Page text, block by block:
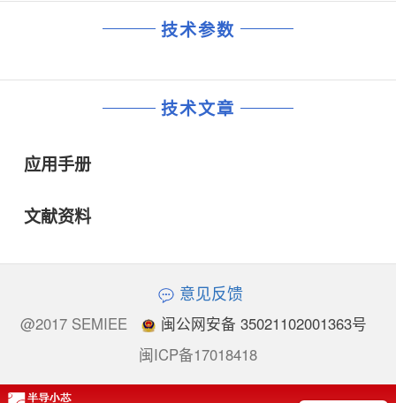
技术参数
技术文章
应用手册
文献资料
意见反馈
@2017 SEMIEE
闽公网安备 35021102001363号
闽ICP备17018418